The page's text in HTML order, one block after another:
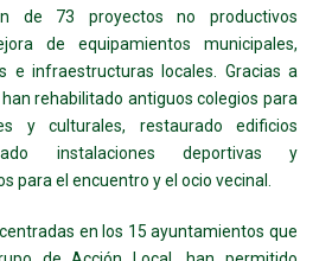
de 73 proyectos no productivos
de equipamientos municipales,
e infraestructuras locales. Gracias a
rehabilitado antiguos colegios para
y culturales, restaurado edificios
instalaciones deportivas y
para el encuentro y el ocio vecinal.
en los 15 ayuntamientos que